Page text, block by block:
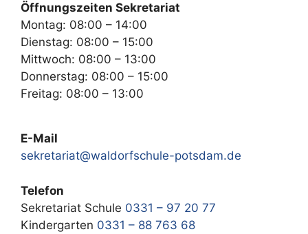
Öffnungszeiten Sekretariat
Montag: 08:00 – 14:00
Dienstag: 08:00 – 15:00
Mittwoch: 08:00 – 13:00
Donnerstag: 08:00 – 15:00
Freitag: 08:00 – 13:00
E-Mail
sekretariat@waldorfschule-potsdam.de
Telefon
Sekretariat Schule 0331 – 97 20 77
Kindergarten 0331 – 88 763 68